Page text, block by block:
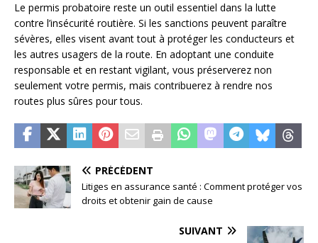
Le permis probatoire reste un outil essentiel dans la lutte
contre l’insécurité routière. Si les sanctions peuvent paraître
sévères, elles visent avant tout à protéger les conducteurs et
les autres usagers de la route. En adoptant une conduite
responsable et en restant vigilant, vous préserverez non
seulement votre permis, mais contribuerez à rendre nos
routes plus sûres pour tous.
PRÉCÉDENT
Litiges en assurance santé : Comment protéger vos
droits et obtenir gain de cause
SUIVANT